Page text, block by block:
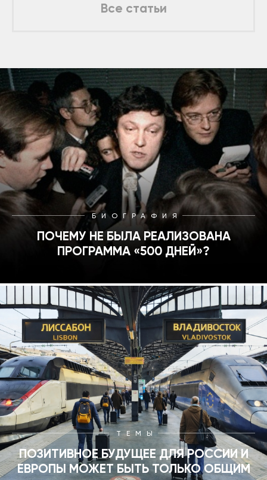
Все статьи
БИОГРАФИЯ
ПОЧЕМУ НЕ БЫЛА РЕАЛИЗОВАНА
ПРОГРАММА «500 ДНЕЙ»?
ТЕМЫ
ПОЗИТИВНОЕ БУДУЩЕЕ ДЛЯ РОССИИ И
ЕВРОПЫ МОЖЕТ БЫТЬ ТОЛЬКО ОБЩИМ